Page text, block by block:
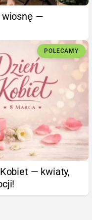
wiosnę —
POLECAMY
— kwiaty,